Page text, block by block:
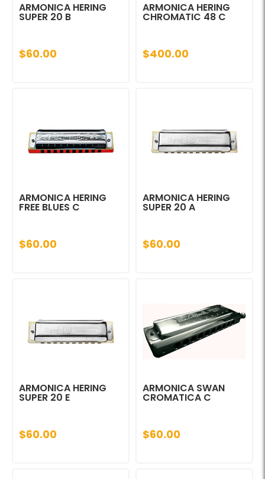
ARMONICA HERING
SUPER 20 B
$60.00
ARMONICA HERING
CHROMATIC 48 C
$400.00
ARMONICA HERING
FREE BLUES C
$60.00
ARMONICA HERING
SUPER 20 A
$60.00
ARMONICA HERING
SUPER 20 E
$60.00
ARMONICA SWAN
CROMATICA C
$60.00